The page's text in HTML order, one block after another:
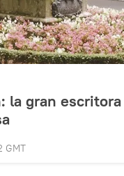
la gran
GMT